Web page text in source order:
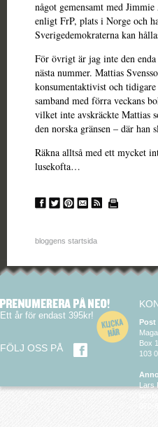
något gemensamt med
enligt FrP, plats i Norge och
Sverigedemokraterna kan
För övrigt är jag inte den
nästa nummer. Mattias
konsumentaktivist och
samband med förra veckans
vilket inte avskräckte Mattias
den norska gränsen – där
Räkna alltså med ett mycket
lusekofta…
bloggens startsida
Ett år för endast 395kr!
FÖLJ OSS PÅ
Post
Box
103
Lars